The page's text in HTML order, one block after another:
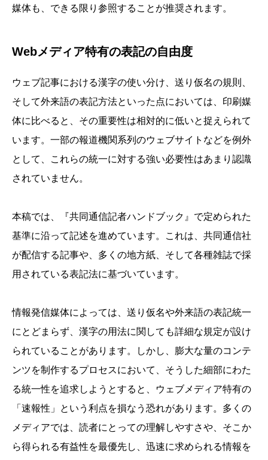
媒体も、できる限り参照することが推奨されます。
Webメディア特有の表記の自由度
ウェブ記事における漢字の使い分け、送り仮名の規則、
そして外来語の表記方法といった点においては、印刷媒
体に比べると、その重要性は相対的に低いと捉えられて
います。一部の報道機関系列のウェブサイトなどを例外
として、これらの統一に対する強い必要性はあまり認識
されていません。
本稿では、『共同通信記者ハンドブック』で定められた
基準に沿って記述を進めています。これは、共同通信社
が配信する記事や、多くの地方紙、そして各種雑誌で採
用されている表記法に基づいています。
情報発信媒体によっては、送り仮名や外来語の表記統一
にとどまらず、漢字の用法に関しても詳細な規定が設け
られていることがあります。しかし、膨大な量のコンテ
ンツを制作するプロセスにおいて、そうした細部にわた
る統一性を追求しようとすると、ウェブメディア特有の
「速報性」という利点を損なう恐れがあります。多くの
メディアでは、読者にとっての理解しやすさや、そこか
ら得られる有益性を最優先し、迅速に求められる情報を